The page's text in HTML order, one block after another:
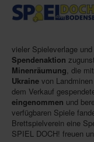
Infos
Download
Newsletter
Spieledatenbank
Premium login
Neuheiten-New
vieler Spieleverlage
Spendenaktion
Minenräumung, die
Ukraine von
dem Verkauf
eingenommen und
verfügbaren Spiele
Brettspielverein eine
SPIEL DOCH! freuen